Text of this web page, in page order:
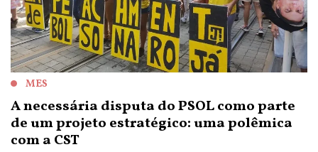
MES
A necessária disputa do PSOL como parte
de um projeto estratégico: uma polêmica
com a CST